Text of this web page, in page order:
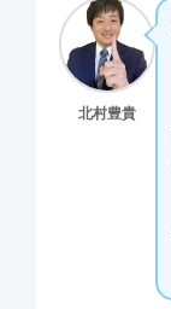
北村豊貴